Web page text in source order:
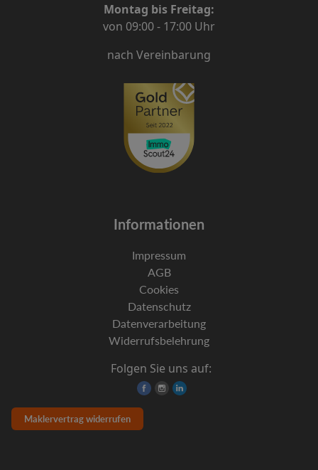
Montag bis Freitag:
von 09:00 - 17:00 Uhr
nach Vereinbarung
Informationen
Impressum
AGB
Cookies
Datenschutz
Datenverarbeitung
Widerrufsbelehrung
Folgen Sie uns auf:
Maklervertrag widerrufen